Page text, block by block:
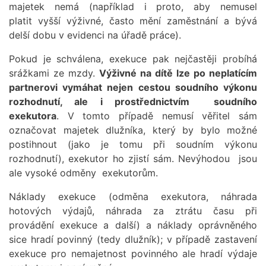
majetek nemá (například i proto, aby nemusel
platit vyšší výživné, často mění zaměstnání a bývá
delší dobu v evidenci na úřadě práce).
Pokud je schválena, exekuce pak nejčastěji probíhá
srážkami ze mzdy. Výživné na dítě lze po neplatícím
partnerovi vymáhat nejen cestou soudního výkonu
rozhodnutí, ale i prostřednictvím soudního
exekutora. V tomto případě nemusí věřitel sám
označovat majetek dlužníka, který by bylo možné
postihnout (jako je tomu při soudním výkonu
rozhodnutí), exekutor ho zjistí sám. Nevýhodou jsou
ale vysoké odměny exekutorům.
Náklady exekuce (odměna exekutora, náhrada
hotových výdajů, náhrada za ztrátu času při
provádění exekuce a další) a náklady oprávněného
sice hradí povinný (tedy dlužník); v případě zastavení
exekuce pro nemajetnost povinného ale hradí výdaje